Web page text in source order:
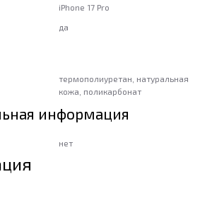
iPhone 17 Pro
да
термополиуретан, натуральная
кожа, поликарбонат
информация
нет